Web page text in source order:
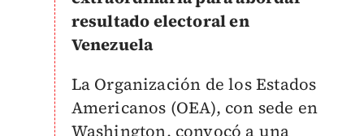
resultado electoral en
Venezuela
La Organización de los Estados
Americanos (OEA), con sede en
Washington, convocó a una